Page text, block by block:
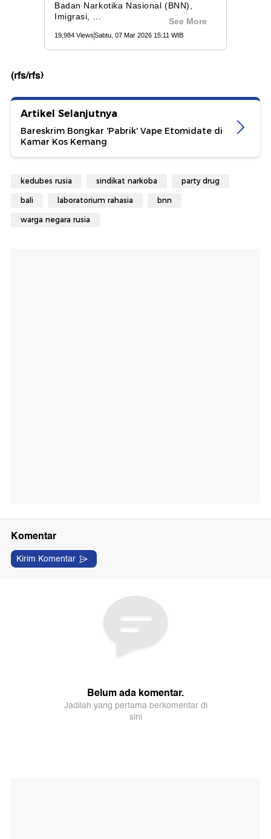
(rfs/rfs)
Artikel Selanjutnya
Bareskrim Bongkar 'Pabrik' Vape Etomidate di
Kamar Kos Kemang
kedubes rusia sindikat narkoba party drug
bali laboratorium rahasia bnn
warga negara rusia